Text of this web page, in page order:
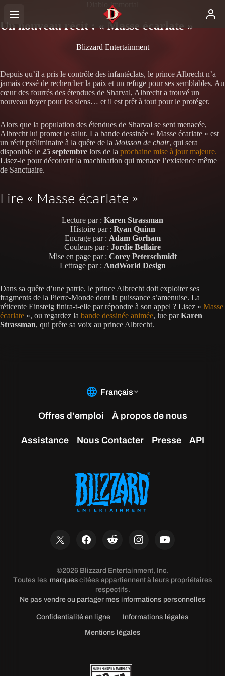
Diablo Immortal
Un nouveau récit : « Masse écarlate »
Blizzard Entertainment
Depuis qu’il a pris le contrôle des infantéclats, le prince Albrecht n’a
jamais cessé de rechercher la paix et un refuge pour ses semblables. Au
cœur des fourrés des étendues de Sharval, Albrecht a trouvé un
nouveau foyer pour les siens… et il est prêt à tout pour le protéger.
Alors que la population des étendues de Sharval se sent menacée,
Albrecht lui promet le salut. La bande dessinée « Masse écarlate » est
un récit préliminaire à la quête de la Moisson de chair, qui sera
disponible le 25 septembre lors de la prochaine mise à jour majeure.
Lisez-le pour découvrir la machination qui menace l’existence même
de Sanctuaire.
Lire « Masse écarlate »
Lecture par : Karen Strassman
Histoire par : Ryan Quinn
Encrage par : Adam Gorham
Couleurs par : Jordie Bellaire
Mise en page par : Corey Peterschmidt
Lettrage par : AndWorld Design
Dans sa quête d’une patrie, le prince Albrecht doit exploiter ses
fragments de la Pierre-Monde dont la puissance s’amenuise. La
réticente Einsteig finira-t-elle par répondre à son appel ? Lisez « Masse
écarlate », ou regardez la bande dessinée animée, lue parKaren
Strassman, qui prête sa voix au prince Albrecht.